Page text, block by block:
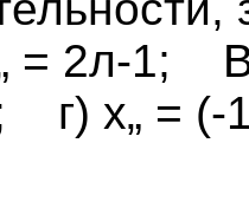
= 2л-1;
г) х„ = (-